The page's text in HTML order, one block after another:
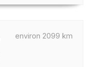
environ 2099 km